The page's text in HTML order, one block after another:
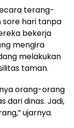
terang-
sore hari tanpa
bekerja
mengira
melakukan
taman.
orang-orang
dari dinas. Jadi,
ujarnya.